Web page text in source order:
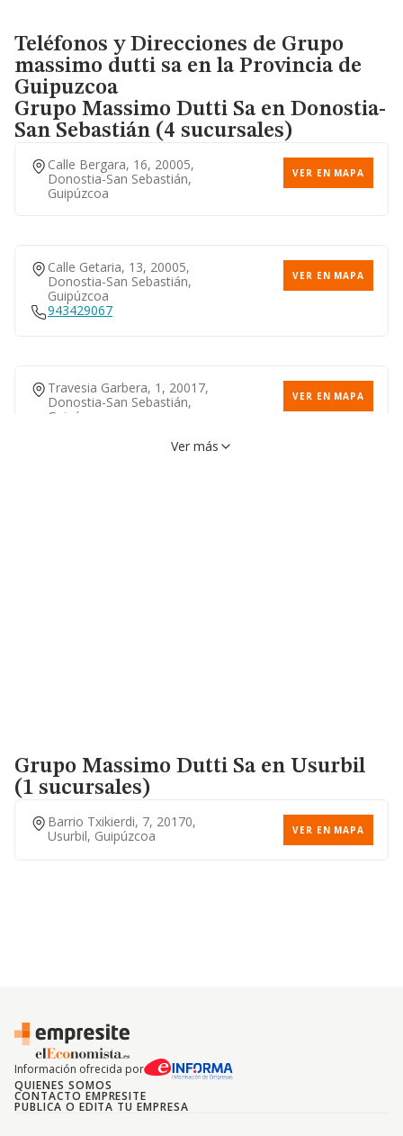
Teléfonos y Direcciones de Grupo
massimo dutti sa en la Provincia de
Guipuzcoa
Grupo Massimo Dutti Saen Donostia-
San Sebastián (4 sucursales)
Calle Bergara, 16, 20005,
Donostia-San Sebastián,
Guipúzcoa
VER EN MAPA
Calle Getaria, 13, 20005,
Donostia-San Sebastián,
Guipúzcoa
VER EN MAPA
943429067
Travesia Garbera, 1, 20017,
Donostia-San Sebastián,
Guipúzcoa
VER EN MAPA
Ver más
Grupo Massimo Dutti Saen Usurbil
(1 sucursales)
Barrio Txikierdi, 7, 20170,
Usurbil, Guipúzcoa
VER EN MAPA
Información ofrecida por
QUIENES SOMOS
CONTACTO EMPRESITE
PUBLICA O EDITA TU EMPRESA